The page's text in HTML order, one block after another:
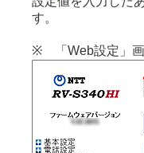
す。
※ 「Web設定」画